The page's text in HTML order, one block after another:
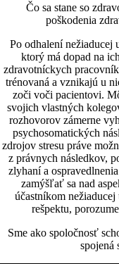
Čo sa stane so
poškodenia
Po odhalení nežiaducej
ktorý má dopad na
zdravotníckych
trénovaná a vznikajú u
zoči voči pacientovi.
svojich vlastných
rozhovorov zámerne
psychosomatických
zdrojov stresu práve
z právnych následkov,
zlyhaní a
zamýšľať sa nad
účastníkom
rešpektu,
Sme ako spoločnosť
spojená